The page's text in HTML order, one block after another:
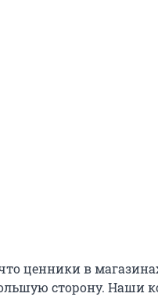
ценники в
сторону. Наши